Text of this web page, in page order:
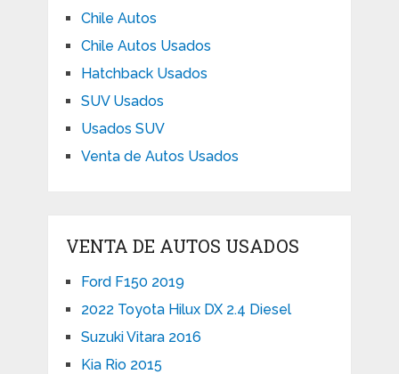
Chile Autos
Chile Autos Usados
Hatchback Usados
SUV Usados
Usados SUV
Venta de Autos Usados
VENTA DE AUTOS USADOS
Ford F150 2019
2022 Toyota Hilux DX 2.4 Diesel
Suzuki Vitara 2016
Kia Rio 2015